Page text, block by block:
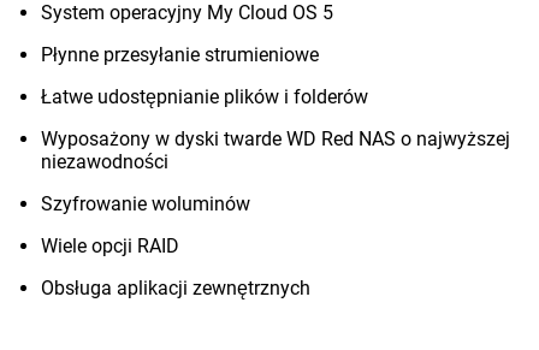
System operacyjny My Cloud OS 5
Płynne przesyłanie strumieniowe
Łatwe udostępnianie plików i folderów
Wyposażony w dyski twarde WD Red NAS o najwyższej
niezawodności
Szyfrowanie woluminów
Wiele opcji RAID
Obsługa aplikacji zewnętrznych